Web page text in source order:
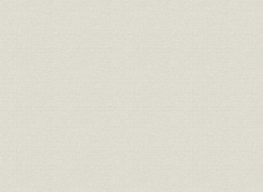
6. 昭和初期の万有製薬と本社屋の建設
昭和初年の製薬業界
諸新薬の開発
景気の好転と経営の拡大へ
日本橋本社屋の新築
7. 創業期における業績の推移
損益計算及び利益
資産・負債の推移